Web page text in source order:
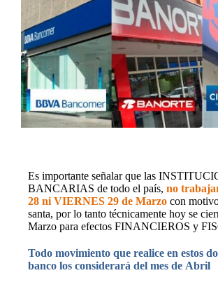
Es importante señalar que las
BANCARIAS de todo el país, no
28 ni VIERNES 29 de Marzo con
santa, por lo tanto técnicamente hoy se
Marzo para efectos FINANCIEROS y
Todo movimiento que realice en estos
banco los considerará del mes de Abril